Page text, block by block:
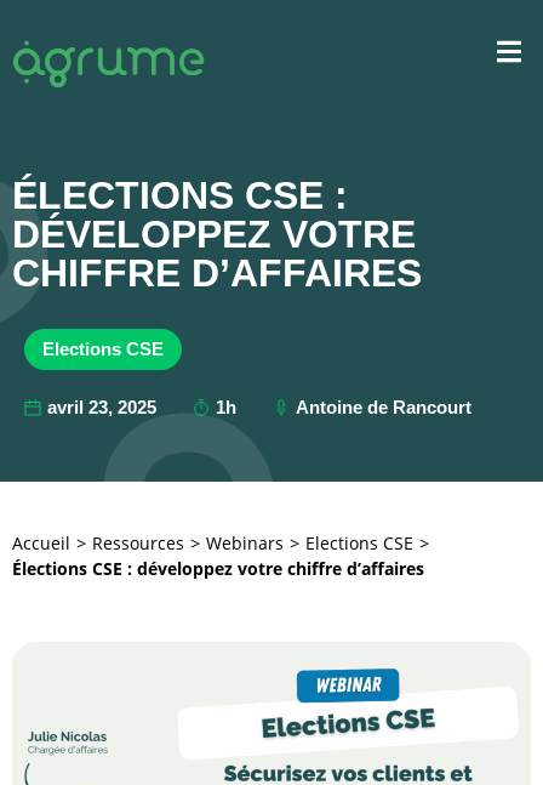
ÉLECTIONS CSE :
DÉVELOPPEZ VOTRE
CHIFFRE D’AFFAIRES
Elections CSE
avril 23, 2025 1h Antoine de Rancourt
Accueil Ressources Webinars
Elections CSE
Élections CSE : développez votre chiffre d’affaires